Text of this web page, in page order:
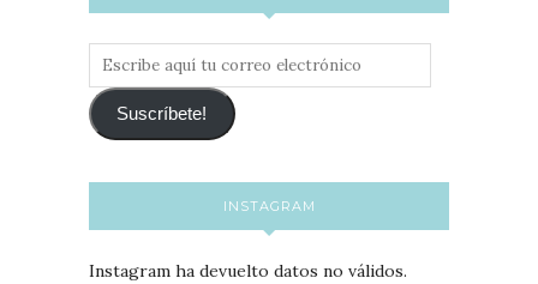
tu
correo
Suscríbete!
INSTAGRAM
Instagram ha devuelto datos no válidos.